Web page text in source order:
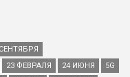
23 ФЕВРАЛЯ 24 ИЮНЯ
5G